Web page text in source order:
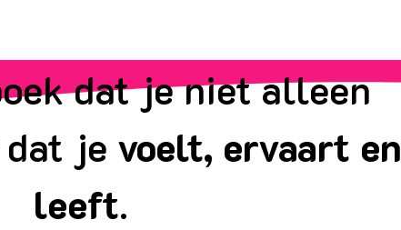
dat je niet alleen
je voelt, ervaart en
leeft.